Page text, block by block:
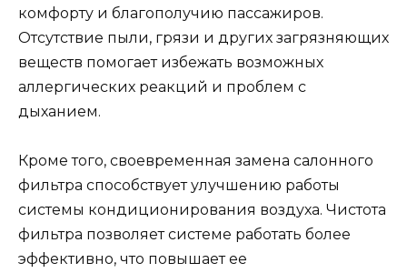
комфорту и благополучию пассажиров.
Отсутствие пыли, грязи и других загрязняющих
веществ помогает избежать возможных
аллергических реакций и проблем с
дыханием.
Кроме того, своевременная замена салонного
фильтра способствует улучшению работы
системы кондиционирования воздуха. Чистота
фильтра позволяет системе работать более
эффективно, что повышает ее